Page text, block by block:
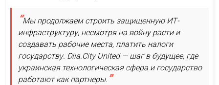
Мы продолжаем строить защищенную ИТ-
инфраструктуру, несмотря на войну расти и
создавать рабочие места, платить налоги
государству. Diia.City United — шаг в будущее, где
украинская технологическая сфера и государство
работают как партнеры.